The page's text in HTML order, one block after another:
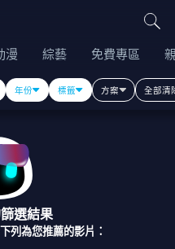
漫 綜藝 免費專區
年份 標籤 方案 全部清
選結果
列為您推薦的影片：